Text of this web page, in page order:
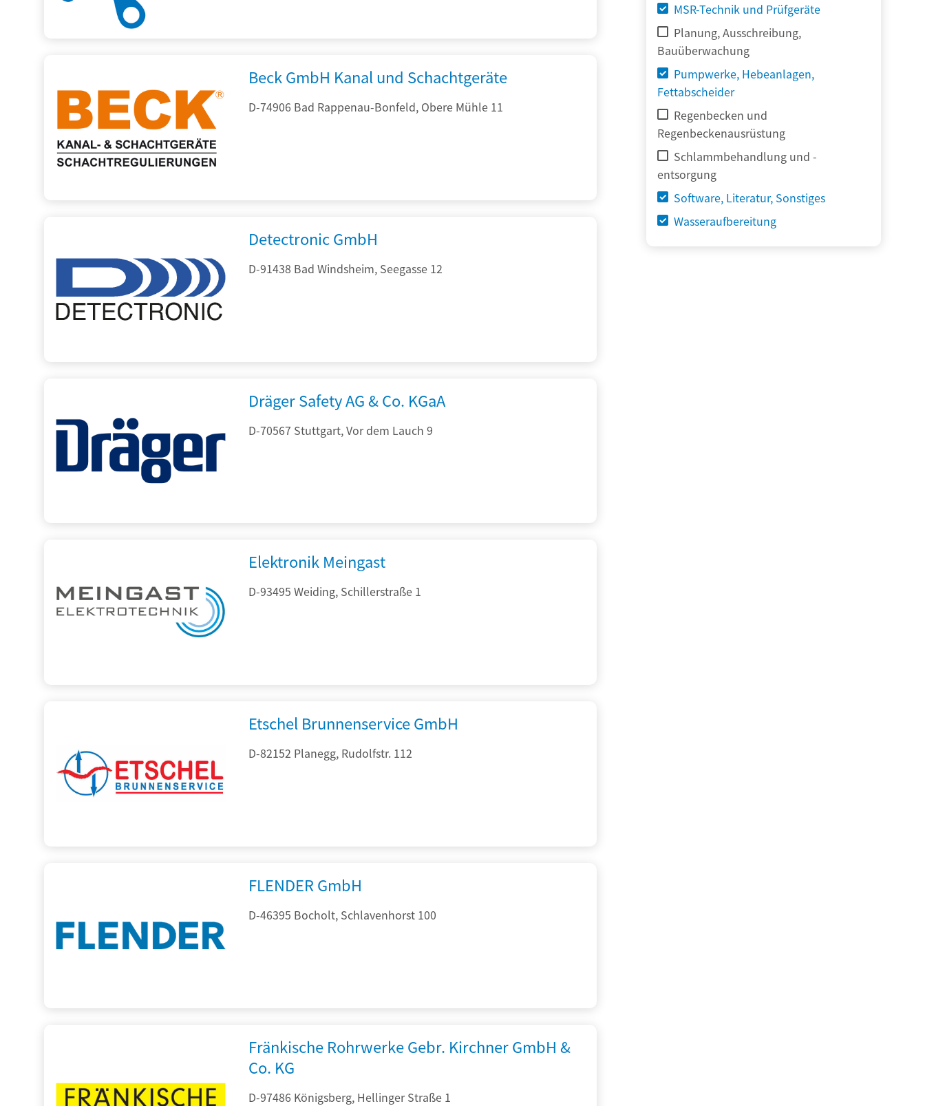
MSR-Technik und Prüfgeräte
Planung, Ausschreibung,
Bauüberwachung
Pumpwerke, Hebeanlagen,
Fettabscheider
Regenbecken und
Regenbeckenausrüstung
Schlammbehandlung und -
entsorgung
Software, Literatur, Sonstiges
Wasseraufbereitung
Beck GmbH Kanal und Schachtgeräte
D-74906 Bad Rappenau-Bonfeld, Obere Mühle 11
Detectronic GmbH
D-91438 Bad Windsheim, Seegasse 12
Dräger Safety AG & Co. KGaA
D-70567 Stuttgart, Vor dem Lauch 9
Elektronik Meingast
D-93495 Weiding, Schillerstraße 1
Etschel Brunnenservice GmbH
D-82152 Planegg, Rudolfstr. 112
FLENDER GmbH
D-46395 Bocholt, Schlavenhorst 100
Fränkische Rohrwerke Gebr. Kirchner GmbH &
Co. KG
D-97486 Königsberg, Hellinger Straße 1